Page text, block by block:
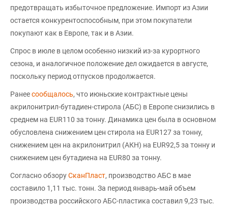
предотвращать избыточное предложение. Импорт из Азии
остается конкурентоспособным, при этом покупатели
покупают как в Европе, так и в Азии.
Спрос в июле в целом особенно низкий из-за курортного
сезона, и аналогичное положение дел ожидается в августе,
поскольку период отпусков продолжается.
Ранеесообщалось, что июньские контрактные цены
акрилонитрил-бутадиен-стирола (АБС) в Европе снизились в
среднем на EUR110 за тонну. Динамика цен была в основном
обусловлена снижением цен стирола на EUR127 за тонну,
снижением цен на акрилонитрил (AКН) на EUR92,5 за тонну и
снижением цен бутадиена на EUR80 за тонну.
Согласно обзоруСканПласт, производство АБС в мае
составило 1,11 тыс. тонн. За период январь-май объем
производства российского АБС-пластика составил 9,23 тыс.